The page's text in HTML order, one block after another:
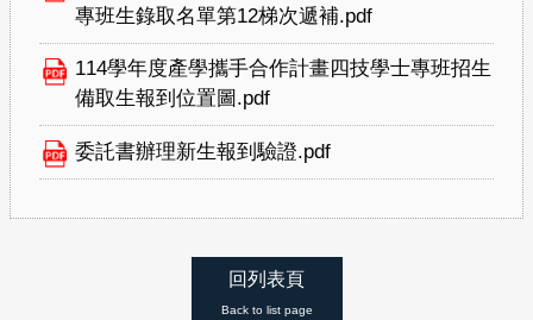
專班生錄取名單第12梯次遞補.pdf
114學年度產學攜手合作計畫四技學士專班招生
備取生報到位置圖.pdf
委託書辦理新生報到驗證.pdf
回列表頁
Back to list page